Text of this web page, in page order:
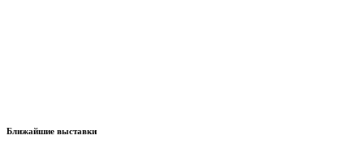
Ближайшие выставки